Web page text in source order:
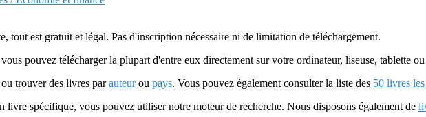
tout est gratuit et légal. Pas d'inscription nécessaire ni de limitation de téléchargement.
pouvez télécharger la plupart d'entre eux directement sur votre ordinateur, liseuse, tablette
ou trouver des livres parauteurou pays. Vous pouvez également consulter la liste des 50 livres
livre spécifique, vous pouvez utiliser notre moteur de recherche. Nous disposons également de